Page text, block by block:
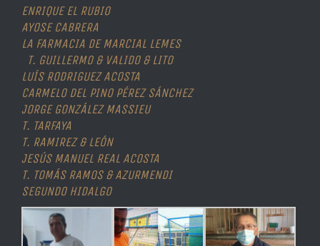
ENRIQUE EL RUBIO
AYOSE CABRERA
LA FARMACIA DE MARCIAL LEMES
T. GUILLERMO & VALIDO & LITO
LUÍS RODRIGUEZ ACOSTA
CARMELO DEL PINO PÉREZ SÁNCHEZ
JORGE GONZÁLEZ MASSIEU
T. TARFAYA
T. RAMIREZ & LEÓN
JESÚS MANUEL REAL ACOSTA
T. TOMÁS RAMOS & AZURMENDI
SEGUNDO HIDALGO